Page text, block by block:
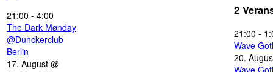
21:00 - 4:00
The Dark Mønday
@Dunckerclub
Berlin
17. August @
2
21:00 -
Wave
20.
Wave